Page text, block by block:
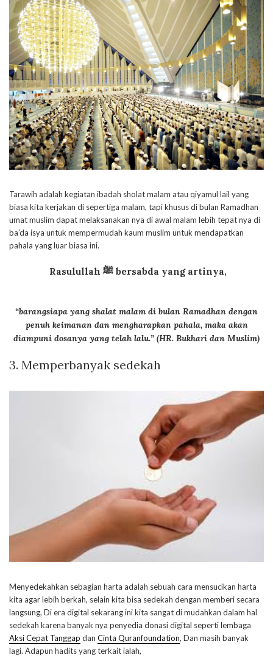
Tarawih adalah kegiatan ibadah sholat malam atau qiyamul lail yang
biasa kita kerjakan di sepertiga malam, tapi khusus di bulan Ramadhan
umat muslim dapat melaksanakan nya di awal malam lebih tepat nya di
ba’da isya untuk mempermudah kaum muslim untuk mendapatkan
pahala yang luar biasa ini.
Rasulullah ﷺ bersabda yang artinya,
“barangsiapa yang shalat malam di bulan Ramadhan dengan
penuh keimanan dan mengharapkan pahala, maka akan
diampuni dosanya yang telah lalu.” (HR. Bukhari dan Muslim)
3. Memperbanyak sedekah
Menyedekahkan sebagian harta adalah sebuah cara mensucikan harta
kita agar lebih berkah, selain kita bisa sedekah dengan memberi secara
langsung, Di era digital sekarang ini kita sangat di mudahkan dalam hal
sedekah karena banyak nya penyedia donasi digital seperti lembaga
Aksi Cepat Tanggap dan Cinta Quranfoundation, Dan masih banyak
lagi. Adapun hadits yang terkait ialah,